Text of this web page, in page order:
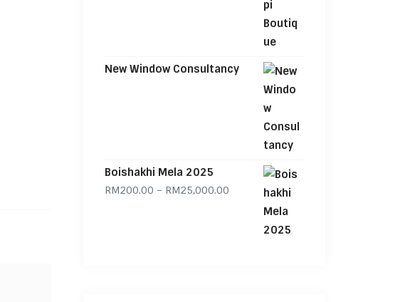
New Window Consultancy
Boishakhi Mela 2025
RM200.00 – RM25,000.00 Price range: RM200.00 through